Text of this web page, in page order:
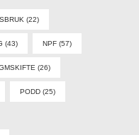
(22)
(43) NPF (57)
(26)
PODD (25)